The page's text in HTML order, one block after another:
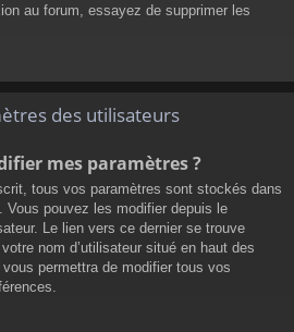
au forum, essayez de supprimer les
des utilisateurs
mes paramètres ?
tous vos paramètres sont stockés dans
Vous pouvez les modifier depuis le
Le lien vers ce dernier se trouve
nom d’utilisateur situé en haut des
permettra de modifier tous vos